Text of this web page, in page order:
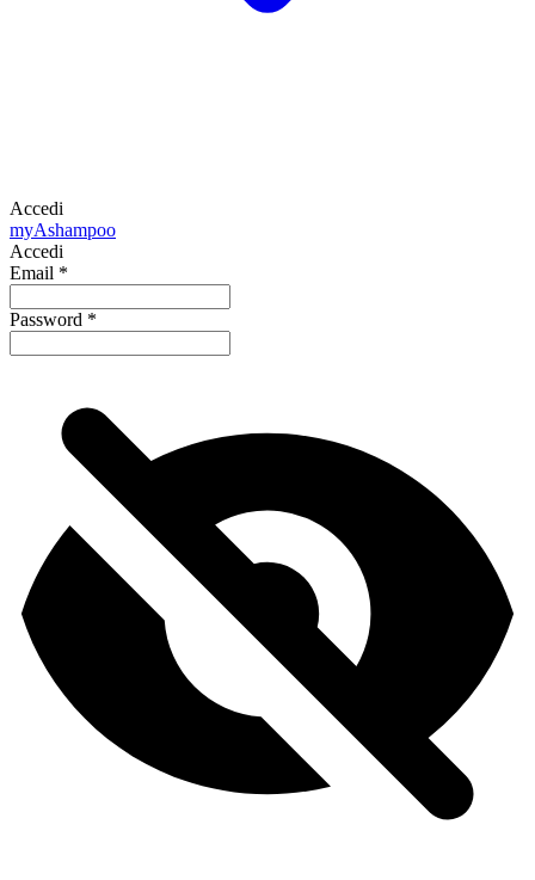
Accedi
myAshampoo
Accedi
Email *
Password *